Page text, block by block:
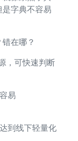
字典不容易
在哪？
，可快速判断
易
到线下轻量化